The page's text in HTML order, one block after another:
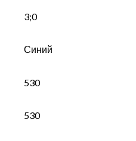
3;0
Синий
530
530